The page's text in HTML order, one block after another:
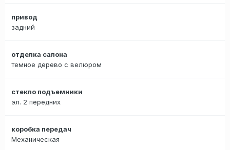
привод
задний
отделка салона
темное дерево с велюром
стекло подъемники
эл. 2 передних
коробка передач
Механическая